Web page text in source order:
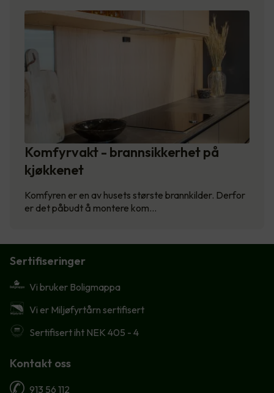
Komfyrvakt - brannsikkerhet på
kjøkkenet
Komfyren er en av husets største brannkilder. Derfor
er det påbudt å montere kom…
Sertifiseringer
Vi bruker Boligmappa
Vi er Miljøfyrtårn sertifisert
Sertifisert iht NEK 405 - 4
Kontakt oss
913 56 112